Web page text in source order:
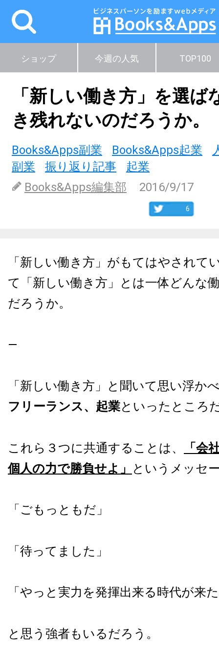
ショップ 今週の人気 TOP100
「新しい働き方」を選ば
き残れないのだろうか。
Books&Apps副業 Books&Apps起業
副業
振り返り記事
起業
Books&Apps編集部
2016/9/17
6
「新しい働き方」がもてはやされて
て「新しい働き方」とは一体どんな
だろうか。
—
「新しい働き方」と聞いて思い浮か
フリーランス、起業といったところ
これら３つに共通することは、
「会
個人の力で勝負せよ」 というメッセ
「ごもっともだ」
「待ってました」
「やっと実力を発揮出来る時代が来
と思う強者もいるだろう。